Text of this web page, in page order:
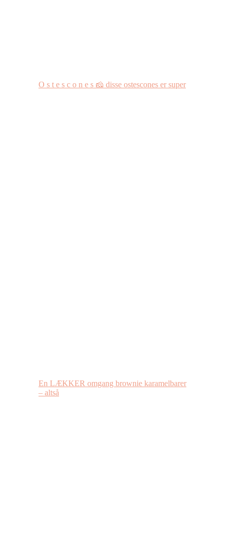
O s t e s c o n e s 🧀 disse ostescones er super
En LÆKKER omgang brownie karamelbarer
– altså